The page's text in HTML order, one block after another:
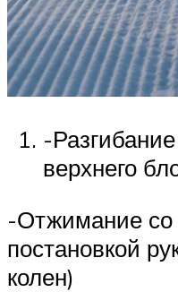
-
верхнего
-Отжимание со
постановкой
колен)